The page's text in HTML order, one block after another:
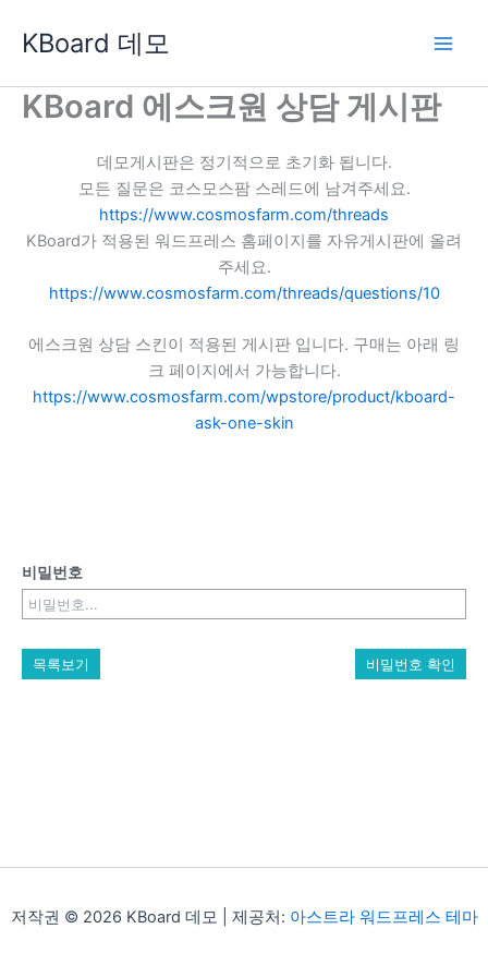
로
KBoard 데모
KBoard 에스크원 상담 게시판
데모게시판은 정기적으로 초기화 됩니다.
모든 질문은 코스모스팜 스레드에 남겨주세요.
https://www.cosmosfarm.com/threads
KBoard가 적용된 워드프레스 홈페이지를 자유게시판에 올려
주세요.
https://www.cosmosfarm.com/threads/questions/10
에스크원 상담 스킨이 적용된 게시판 입니다. 구매는 아래 링
크 페이지에서 가능합니다.
https://www.cosmosfarm.com/wpstore/product/kboard-
ask-one-skin
비밀번호
목록보기 비밀번호 확인
저작권 © 2026 KBoard 데모 | 제공처: 아스트라 워드프레스 테마